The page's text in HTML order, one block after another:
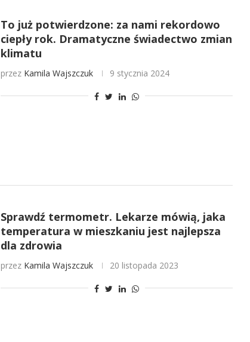
To już potwierdzone: za nami rekordowo
ciepły rok. Dramatyczne świadectwo zmian
klimatu
przez Kamila Wajszczuk 9 stycznia 2024
Sprawdź termometr. Lekarze mówią, jaka
temperatura w mieszkaniu jest najlepsza
dla zdrowia
przez Kamila Wajszczuk 20 listopada 2023